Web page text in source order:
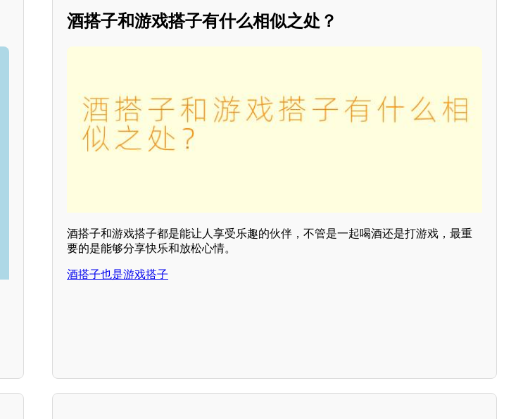
酒搭子和游戏搭子有什么相似之处？
酒搭子和游戏搭子都是能让人享受乐趣的伙伴，不管是一起喝酒还是打游戏，最重
要的是能够分享快乐和放松心情。
酒搭子也是游戏搭子